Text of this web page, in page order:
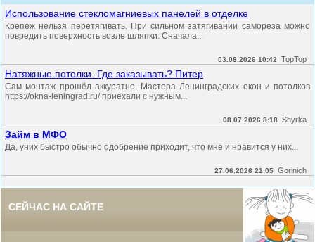
Использование стекломагниевых панелей в отделке
Крепёж нельзя перетягивать. При сильном затягивании самореза можно
повредить поверхность возле шляпки. Сначала...
03.08.2026 10:42 TopTop
Натяжные потолки. Где заказывать? Питер
Сам монтаж прошёл аккуратно. Мастера Ленинградских окон и потолков
https://okna-leningrad.ru/ приехали с нужным...
08.07.2026 8:18 Shyrka
Займ в МФО
Да, уних быстро обычно одобрение приходит, что мне и нравится у них...
27.06.2026 21:05 Gorinich
СЕЙЧАС НА САЙТЕ